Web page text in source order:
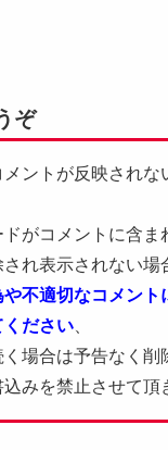
ぞ
ントが反映されな
ドがコメントに含ま
れ表示されない場
や不適切なコメント
ください
場合は予告なく削
みを禁止させて頂